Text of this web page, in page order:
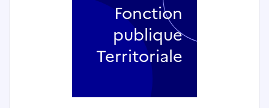
Fonction
publique
Territoriale